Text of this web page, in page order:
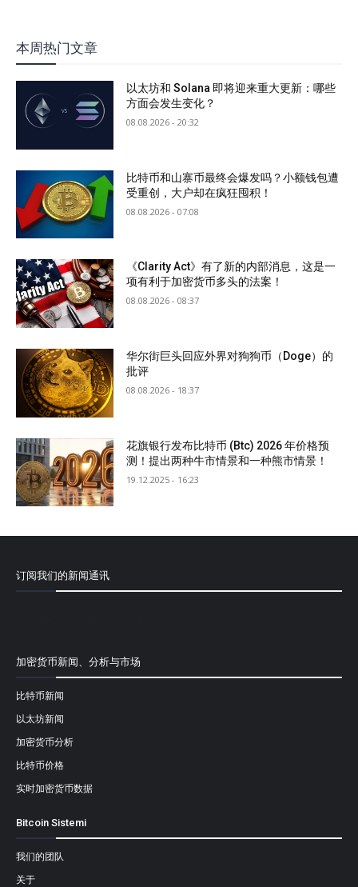
本周热门文章
以太坊和 Solana 即将迎来重大更新：哪些
方面会发生变化？
08.08.2026 - 20:32
比特币和山寨币最终会爆发吗？小额钱包遭
受重创，大户却在疯狂囤积！
08.08.2026 - 07:08
《Clarity Act》有了新的内部消息，这是一
项有利于加密货币多头的法案！
08.08.2026 - 08:37
华尔街巨头回应外界对狗狗币（Doge）的
批评
08.08.2026 - 18:37
花旗银行发布比特币 (Btc) 2026 年价格预
测！提出两种牛市情景和一种熊市情景！
19.12.2025 - 16:23
订阅我们的新闻通讯
加密货币新闻、分析与市场
比特币新闻
以太坊新闻
加密货币分析
比特币价格
实时加密货币数据
Bitcoin Sistemi
我们的团队
关于